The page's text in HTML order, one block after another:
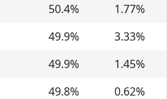
50.4% 1.77%
49.9% 3.33%
49.9% 1.45%
49.8% 0.62%